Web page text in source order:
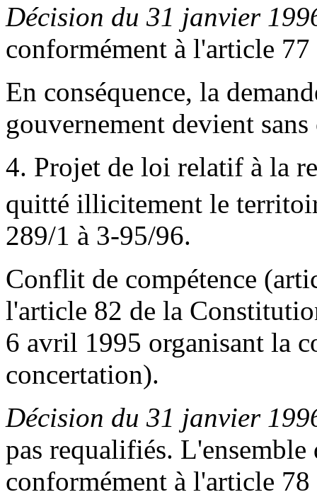
Décision du 31 janvier
conformément à l'article
En conséquence, la
gouvernement devient
4. Projet de loi relatif à la
quitté illicitement le
289/1 à 3-95/96.
Conflit de compétence
l'article 82 de la
6 avril 1995 organisant la
concertation).
Décision du 31 janvier
pas requalifiés.
conformément à l'article